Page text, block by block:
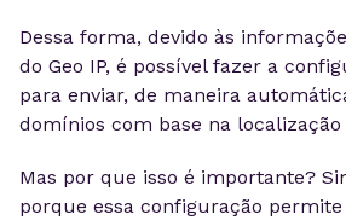
Dessa forma, devido às
do Geo IP, é possível fazer a
para enviar, de maneira
domínios com base na localização
Mas por que isso é importante?
porque essa configuração